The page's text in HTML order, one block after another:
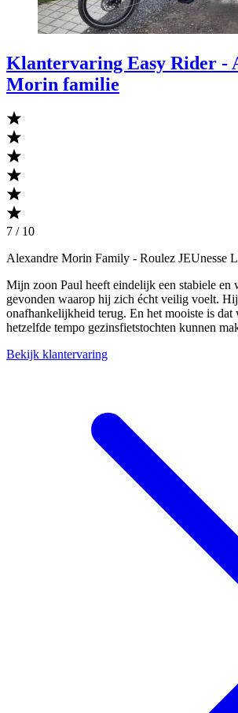
Klantervaring Easy Rider -
Morin familie
7 / 10
Alexandre Morin Family - Roulez JEUnesse
Mijn zoon Paul heeft eindelijk een stabiele en
gevonden waarop hij zich écht veilig voelt.
onafhankelijkheid terug. En het mooiste is dat
hetzelfde tempo gezinsfietstochten kunnen
Bekijk klantervaring